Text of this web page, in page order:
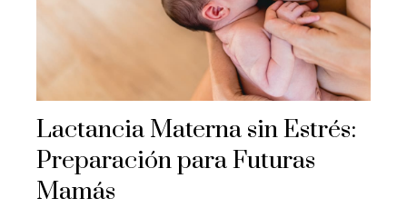
Lactancia Materna sin Estrés:
Preparación para Futuras
Mamás